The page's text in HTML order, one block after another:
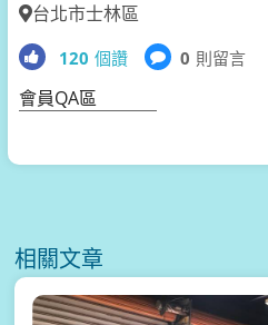
台北市士林區
120 個讚 0 則留言
會員QA區
相關文章